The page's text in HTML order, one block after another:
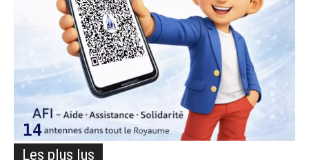
Les plus lus